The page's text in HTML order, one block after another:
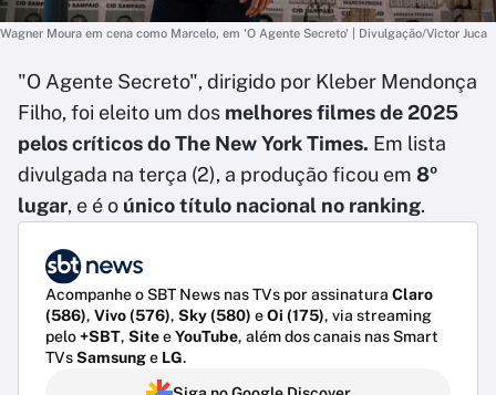
Wagner Moura em cena como Marcelo, em 'O Agente Secreto' | Divulgação/Victor Juca
"O Agente Secreto", dirigido por Kleber Mendonça
Filho, foi eleito um dos melhores filmes de 2025
pelos críticos do The New York Times. Em lista
divulgada na terça (2), a produção ficou em 8º
lugar, e é o único título nacional no ranking.
Acompanhe o SBT News nas TVs por assinatura Claro
(586), Vivo (576), Sky (580) eOi (175), via streaming
pelo+SBT, SiteeYouTube, além dos canais nas Smart
TVsSamsunge LG.